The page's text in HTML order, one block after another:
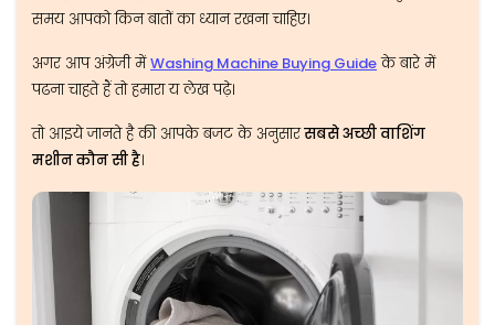
समय आपको किन बातों का ध्यान रखना चाहिए।
अगर आप अंग्रेजी मेंWashing Machine Buying Guideके बारे में
पढना चाहते हैं तो हमारा य लेख पढ़े।
तो आइये जानते है की आपके बजट के अनुसारसबसे अच्छी वाशिंग
मशीन कौन सी है।